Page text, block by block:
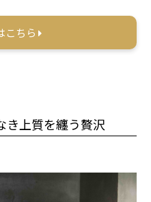
こちら
き上質を纏う贅沢